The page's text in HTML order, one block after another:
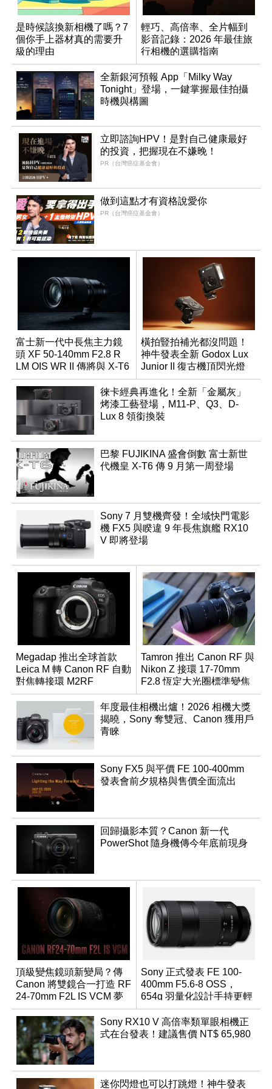
是時候該換新相機了嗎？7
個你手上器材真的需要升
級的理由
輕巧、高倍率、全片幅到
影音記錄：2026 年最佳旅
行相機的選購指南
全新銀河預報 App「Milky Way
Tonight」登場，一鍵掌握最佳拍攝
時機與構圖
立即諮詢HPV！是對自己健康最好
的投資，把握現在不嫌晚！
PR（台灣癌症基金會）
做到這點才有資格說愛你
PR（台灣癌症基金會）
富士新一代中長焦主力鏡
頭 XF 50-140mm F2.8 R
LM OIS WR II 傳將與 X-T6
同步亮相
橫拍豎拍補光都沒問題！
神牛發表全新 Godox Lux
Junior II 復古機頂閃光燈
徠卡經典再進化！全新「金屬灰」
烤漆工藝登場，M11-P、Q3、D-
Lux 8 領銜換裝
巴黎 FUJIKINA 盛會倒數 富士新世
代機皇 X-T6 傳 9 月第一周登場
Sony 7 月雙機齊發！全域快門電影
機 FX5 與睽違 9 年長焦旗艦 RX10
V 即將登場
Megadap 推出全球首款
Leica M 轉 Canon RF 自動
對焦轉接環 M2RF
Tamron 推出 Canon RF 與
Nikon Z 接環 17-70mm
F2.8 恆定大光圈標準變焦
鏡
年度最佳相機出爐！2026 相機大獎
揭曉，Sony 奪雙冠、Canon 獲用戶
青睞
Sony FX5 與平價 FE 100-400mm
發表會前夕規格與售價全面流出
回歸攝影本質？Canon 新一代
PowerShot 隨身機傳今年底前現身
頂級變焦鏡頭新變局？傳
Canon 將雙鏡合一打造 RF
24-70mm F2L IS VCM 夢
幻規格
Sony 正式發表 FE 100-
400mm F5.6-8 OSS，
654g 羽量化設計手持更輕
鬆
Sony RX10 V 高倍率類單眼相機正
式在台發表！建議售價 NT$ 65,980
迷你閃燈也可以打跳燈！神牛發表